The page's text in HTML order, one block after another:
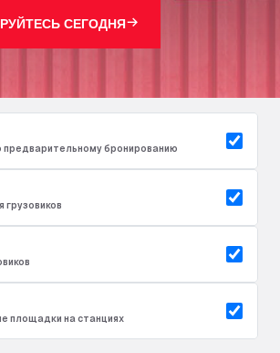
СЕГОДНЯ
предварительному бронированию
грузовиков
площадки на станциях